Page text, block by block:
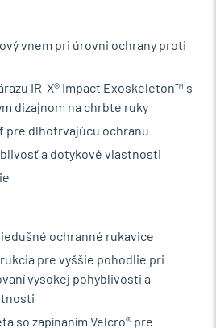
vnem pri úrovni ochrany proti
IR-X® Impact Exoskeleton™ s
dizajnom na chrbte ruky
pre dlhotrvajúcu ochranu
a dotykové vlastnosti
ochranné rukavice
pre vyššie pohodlie pri
vysokej pohyblivosti a
so zapínaním Velcro® pre